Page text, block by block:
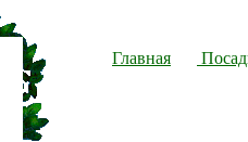
Главная